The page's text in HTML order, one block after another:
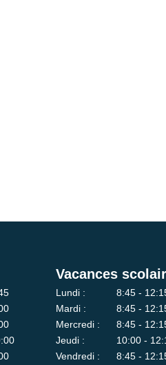
Vacances
Lundi :
8:45 -
Mardi :
8:45 -
Mercredi :
8:45 -
Jeudi :
10:00 -
Vendredi :
8:45 -